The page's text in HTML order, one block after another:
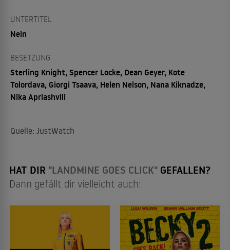
UNTERTITEL
Nein
BESETZUNG
Sterling Knight, Spencer Locke, Dean Geyer, Kote
Tolordava, Giorgi Tsaava, Helen Nelson, Nana Kiknadze,
Nika Apriashvili
Quelle: JustWatch
HAT DIR "LANDMINE GOES CLICK" GEFALLEN?
Dann gefällt dir vielleicht auch: